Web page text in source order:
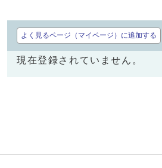
よく見るページ（マイページ）に追加する
現在登録されていません。